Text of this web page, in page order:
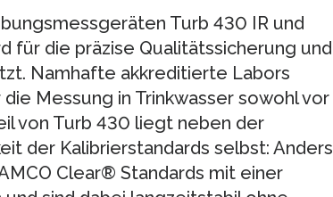
Turb 430 IR und
für die präzise Qualitätssicherung und
Namhafte akkreditierte Labors
Messung in Trinkwasser sowohl vor
von Turb 430 liegt neben der
der Kalibrierstandards selbst: Anders
Clear® Standards mit einer